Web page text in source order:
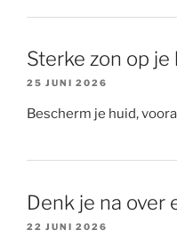
Sterke zon op je
25 JUNI 2026
Bescherm je huid,
Denk je na over
22 JUNI 2026